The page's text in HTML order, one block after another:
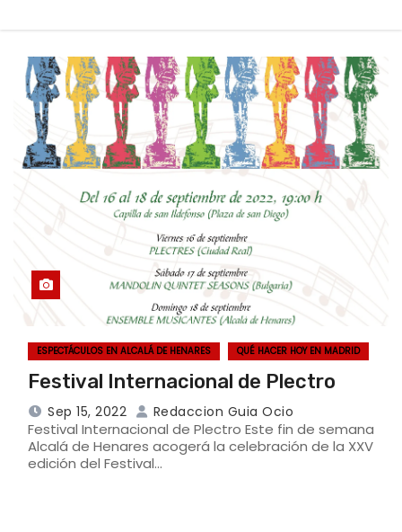
ESPECTÁCULOS EN ALCALÁ DE HENARES QUÉ HACER HOY EN MADRID
Festival Internacional de Plectro
Sep 15, 2022 Redaccion Guia Ocio
Festival Internacional de Plectro Este fin de semana
Alcalá de Henares acogerá la celebración de la XXV
edición del Festival…